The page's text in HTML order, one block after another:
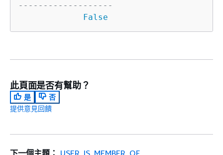
-------------------
False
此頁面是否有幫助？
是
否
提供意見回饋